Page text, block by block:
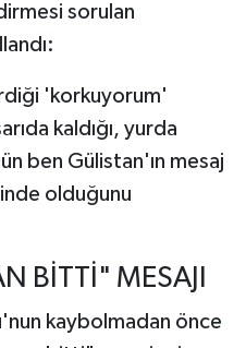
sorulan
'korkuyorum'
kaldığı, yurda
ben Gülistan'ın mesaj
olduğunu
BİTTİ" MESAJI
kaybolmadan önce